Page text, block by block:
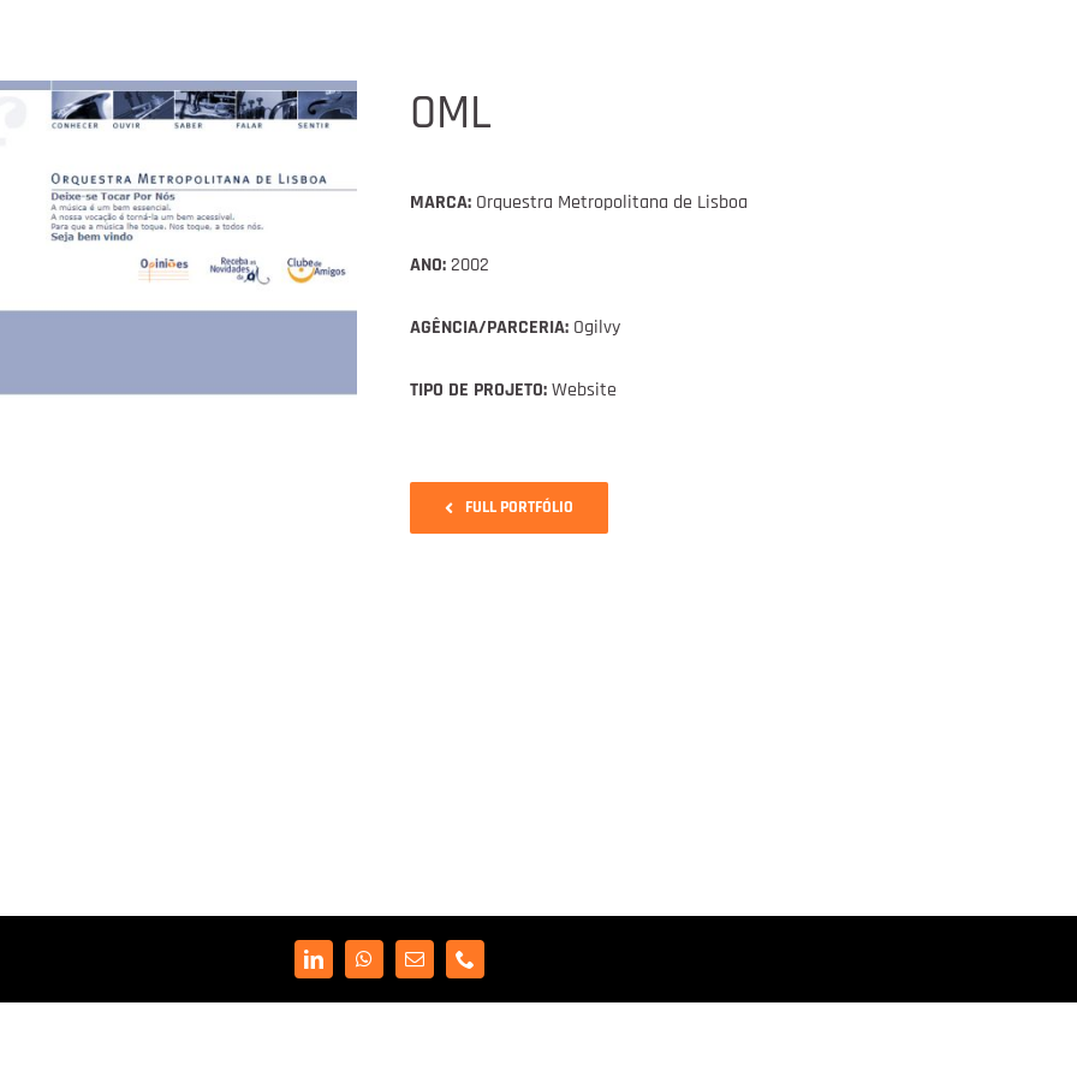
OML
MARCA:Orquestra Metropolitana de Lisboa
ANO:2002
AGÊNCIA/PARCERIA:Ogilvy
TIPO DE PROJETO:Website
FULL PORTFÓLIO